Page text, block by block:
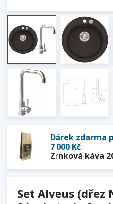
Dárek zdarma
7 000 Kč
Zrnková káva
Set Alveus (dřez